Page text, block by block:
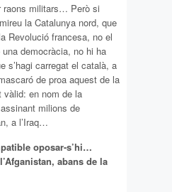
raons militars… Però si
la Catalunya nord, que
Revolució francesa, no el
democràcia, no hi ha
s’hagi carregat el català, a
de proa aquest de la
vàlid: en nom de la
milions de
a l’Iraq…
oposar-s’hi…
abans de la